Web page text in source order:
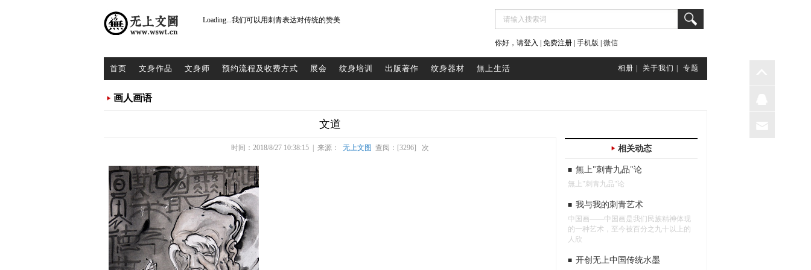
Loading...我们可以用刺青表达对传统的赞美
你好，请登入 | 免费注册 | 手机版 微信
首页 文身作品 文身师 预约流程及收费方式 展会 纹身培训 出版著作 纹身器材 無上生活 相册 | 关于我们 | 专题
画人画语
文道
时间：2018/8/27 10:38:15 | 来源： 无上文图 查阅：[3296] 次 相关动态
無上"刺青九品"论
無上"刺青九品"论
我与我的刺青艺术
中国画——中国画是我们民族精神体现
的一种艺术，至今被百分之九十以上的
人欣
开创无上中国传统水墨